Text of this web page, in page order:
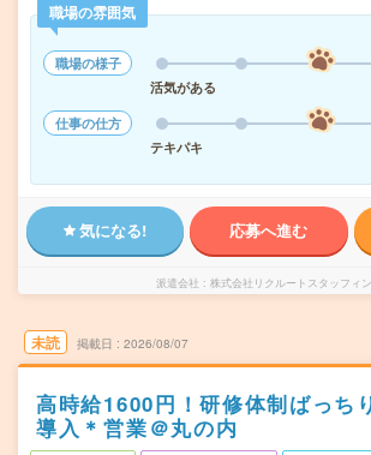
職場の雰囲気
職場の様子
活気がある
仕事の仕方
テキパキ
気になる! 応募へ進む
派遣会社 株式会社リクルートスタッフィ
未読 掲載日 2026/08/07
高時給1600円！研修体制ばっち
導入＊営業＠丸の内